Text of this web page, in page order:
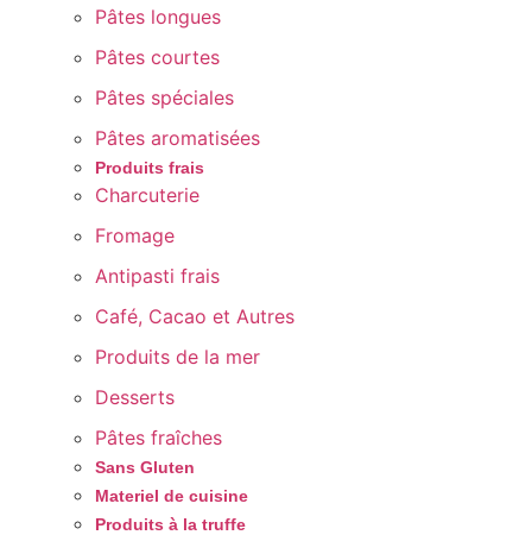
Pâtes longues
Pâtes courtes
Pâtes spéciales
Pâtes aromatisées
Produits frais
Charcuterie
Fromage
Antipasti frais
Café, Cacao et Autres
Produits de la mer
Desserts
Pâtes fraîches
Sans Gluten
Materiel de cuisine
Produits à la truffe